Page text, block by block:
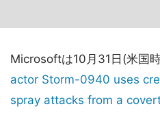
Microsoftは10月31日(米国
actor Storm-0940 uses
spray attacks from a